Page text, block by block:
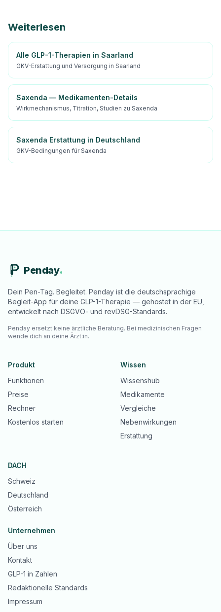
Weiterlesen
Alle GLP-1-Therapien in Saarland
GKV-Erstattung und Versorgung in Saarland
Saxenda — Medikamenten-Details
Wirkmechanismus, Titration, Studien zu Saxenda
Saxenda Erstattung in Deutschland
GKV-Bedingungen für Saxenda
Penday
Dein Pen-Tag. Begleitet. Penday ist die deutschsprachige
Begleit-App für deine GLP-1-Therapie — gehostet in der EU,
entwickelt nach DSGVO- und revDSG-Standards.
Penday ersetzt keine ärztliche Beratung. Bei medizinischen Fragen
wende dich an deine Ärzt:in.
Produkt
Funktionen
Preise
Rechner
Kostenlos starten
Wissen
Wissenshub
Medikamente
Vergleiche
Nebenwirkungen
Erstattung
DACH
Schweiz
Deutschland
Österreich
Unternehmen
Über uns
Kontakt
GLP-1 in Zahlen
Redaktionelle Standards
Impressum